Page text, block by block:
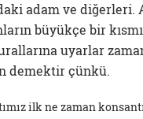
adam ve diğerleri.
büyükçe bir
uyarlar
demektir çünkü.
ilk ne zaman